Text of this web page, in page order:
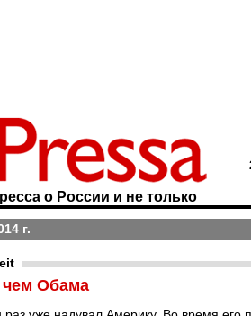
о России и не только
г.
Обама